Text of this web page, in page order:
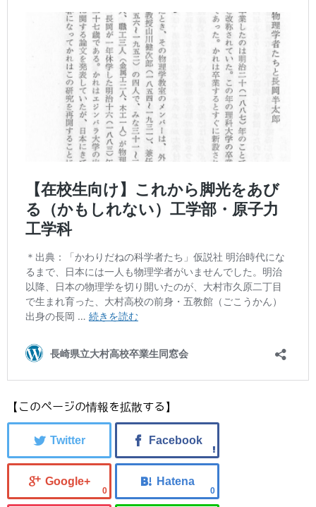
【このページの情報を拡散する】
0 0